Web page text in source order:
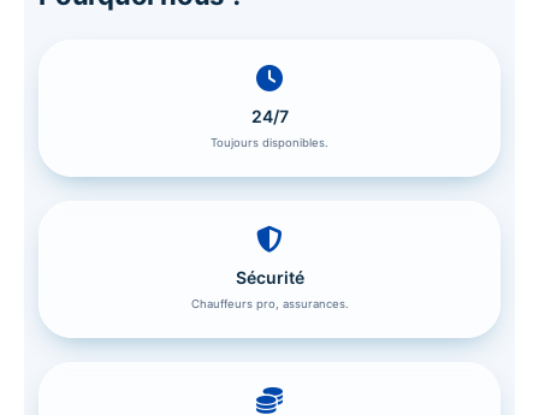
24/7
Toujours disponibles.
Sécurité
Chauffeurs pro, assurances.